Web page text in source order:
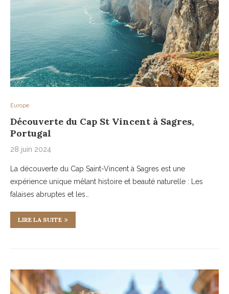
Europe
Découverte du Cap St Vincent à Sagres,
Portugal
28 juin 2024
La découverte du Cap Saint-Vincent à Sagres est une
expérience unique mêlant histoire et beauté naturelle : Les
falaises abruptes et les…
LIRE LA SUITE